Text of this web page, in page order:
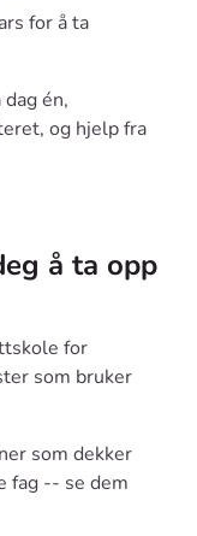
for å ta
én,
og hjelp fra
å ta opp
for
som bruker
som dekker
fag -- se dem